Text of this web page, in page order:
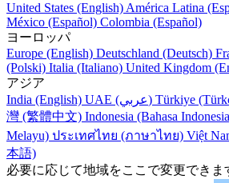
United States (English) América Latina
México (Español) Colombia (Español)
ヨーロッパ
Europe (English) Deutschland (Deutsch)
(Polski) Italia (Italiano) United Kingdom
アジア
India (English)
UAE (عربي) Türkiye
灣 (繁體中文) Indonesia (Bahasa
Melayu) ประเทศไทย (ภาษาไทย) Việt
本語)
必要に応じて地域をここで変更できま